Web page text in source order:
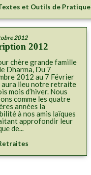
et Outils de Pratique
2012
2012
chère grande famille
Dharma, Du 7
2012 au 7 Février
aura lieu notre retraite
mois d’hiver. Nous
comme les quatre
années la
à nos amis laïques
approfondir leur
de...